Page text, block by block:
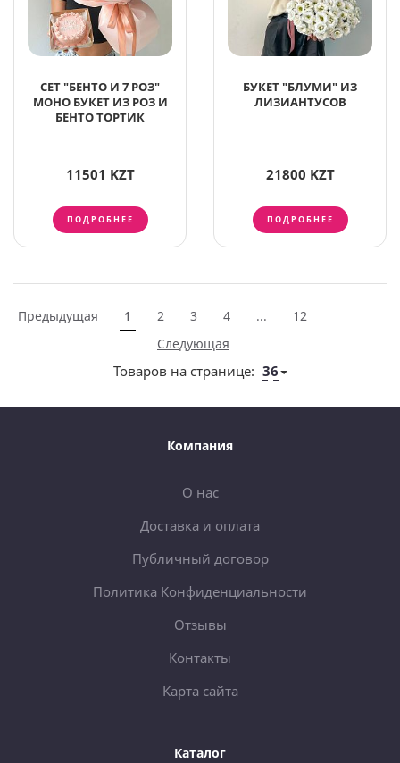
СЕТ "БЕНТО И 7 РОЗ"
МОНО БУКЕТ ИЗ РОЗ И
БЕНТО ТОРТИК
11501 KZT
ПОДРОБНЕЕ
БУКЕТ "БЛУМИ" ИЗ
ЛИЗИАНТУСОВ
21800 KZT
ПОДРОБНЕЕ
Предыдущая 1 2 3 4 ...
12
Следующая
Товаров на странице: 36
Компания
О нас
Доставка и оплата
Публичный договор
Политика Конфиденциальности
Отзывы
Контакты
Карта сайта
Каталог